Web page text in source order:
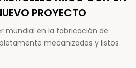
PROYECTO
mundial en la fabricación de
mecanizados y listos